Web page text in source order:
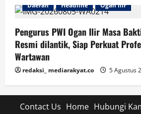
Daerah
Headline Ogan Ilir
Pengurus PWI Ogan Ilir Masa
Resmi dilantik, Siap Perkuat
Wartawan
redaksi_ mediarakyat.co 5 Agustus
Contact Us Home Hubungi